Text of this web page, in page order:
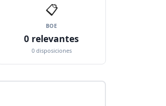
📋
BOE
0 relevantes
0 disposiciones